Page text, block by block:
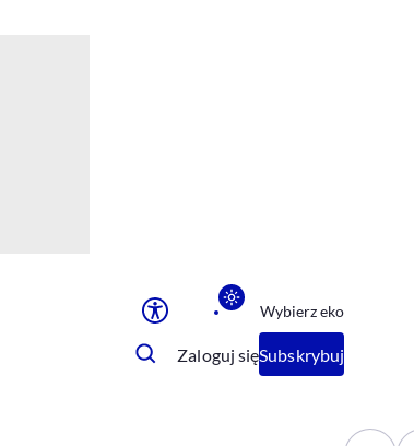
Wybierz eko
Zaloguj sięSubskrybuj